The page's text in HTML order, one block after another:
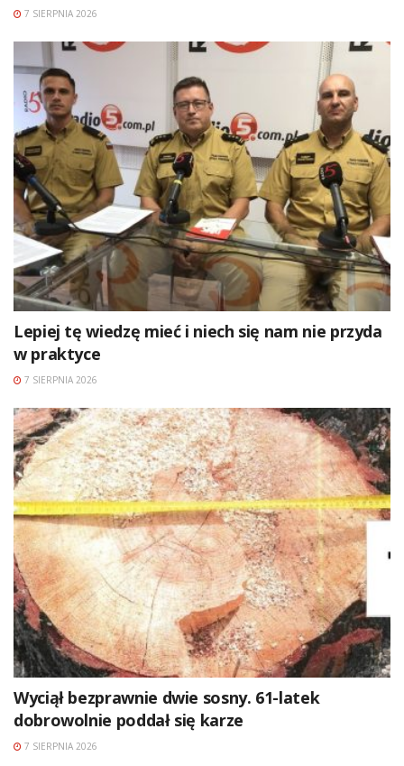
7 SIERPNIA 2026
Lepiej tę wiedzę mieć i niech się nam nie przyda
w praktyce
7 SIERPNIA 2026
Wyciął bezprawnie dwie sosny. 61-latek
dobrowolnie poddał się karze
7 SIERPNIA 2026